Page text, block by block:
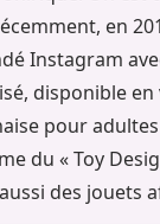
en
Instagram
disponible
pour
du « Toy
des jouets